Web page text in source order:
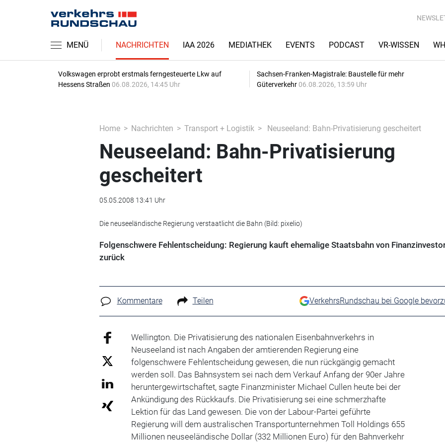
MENÜ NACHRICHTEN IAA 2026 MEDIATHEK EVENTS PODCAST VR-WISSEN
Volkswagen erprobt erstmals ferngesteuerte Lkw auf
Hessens Straßen 06.08.2026, 14:45 Uhr
Sachsen-Franken-Magistrale: Baustelle für mehr
Güterverkehr 06.08.2026, 13:59 Uhr
Home Nachrichten Transport + Logistik Neuseeland: Bahn-Privatisierung gescheitert
Neuseeland: Bahn-Privatisierung
gescheitert
05.05.2008 13:41 Uhr
Die neuseeländische Regierung verstaatlicht die Bahn (Bild: pixelio)
Folgenschwere Fehlentscheidung: Regierung kauft ehemalige Staatsbahn von
zurück
Kommentare Teilen VerkehrsRundschau bei Google
Wellington. Die Privatisierung des nationalen Eisenbahnverkehrs in
Neuseeland ist nach Angaben der amtierenden Regierung eine
folgenschwere Fehlentscheidung gewesen, die nun rückgängig gemacht
werden soll. Das Bahnsystem sei nach dem Verkauf Anfang der 90er Jahre
heruntergewirtschaftet, sagte Finanzminister Michael Cullen heute bei der
Ankündigung des Rückkaufs. Die Privatisierung sei eine schmerzhafte
Lektion für das Land gewesen. Die von der Labour-Partei geführte
Regierung will dem australischen Transportunternehmen Toll Holdings 655
Millionen neuseeländische Dollar (332 Millionen Euro) für den Bahnverkehr